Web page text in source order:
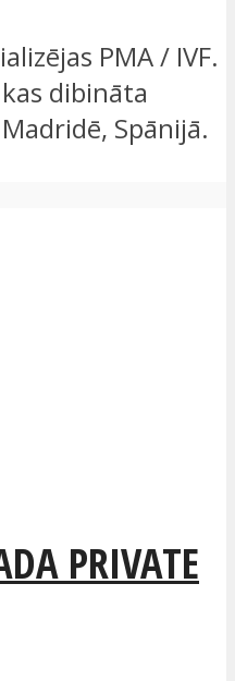
PMA / IVF.
dibināta
Spānijā.
PRIVATE